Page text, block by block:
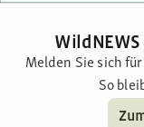
Melden Sie sich
So